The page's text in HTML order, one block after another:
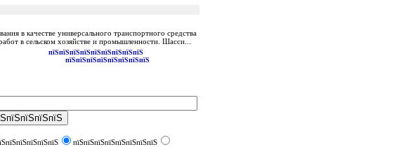
в качестве универсального транспортного средства
в сельском хозяйстве и промышленности. Шасси...
пїЅпїЅпїЅпїЅпїЅпїЅпїЅпїЅпїЅ
пїЅпїЅпїЅпїЅпїЅпїЅпїЅпїЅ
пїЅпїЅпїЅпїЅпїЅпїЅпїЅпїЅ